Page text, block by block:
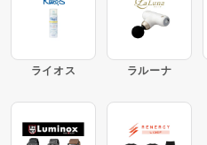
ライオス ラルーナ